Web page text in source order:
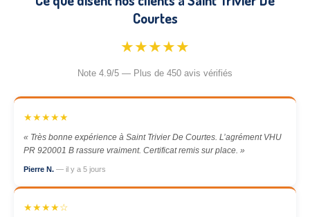
Courtes
★★★★★
Note 4.9/5 — Plus de 450 avis vérifiés
★★★★★
« Très bonne expérience à Saint Trivier De Courtes. L’agrément VHU
PR 920001 B rassure vraiment. Certificat remis sur place. »
Pierre N. — il y a 5 jours
★★★★☆